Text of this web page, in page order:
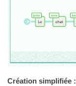
Création simplifiée :